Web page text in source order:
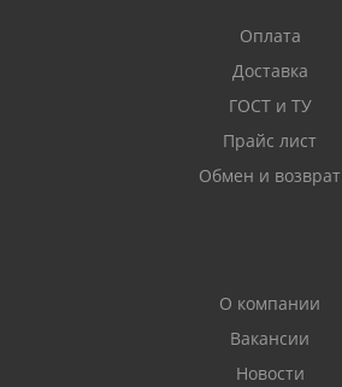
Оплата
Доставка
ГОСТ и ТУ
Прайс лист
Обмен и возврат
О компании
Вакансии
Новости